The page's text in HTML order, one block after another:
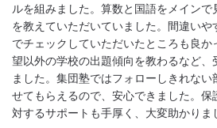
ルを組みました。算数と国語をメイン
を教えていただいていました。間違いや
でチェックしていただいたところも良
望以外の学校の出題傾向を教わるなど
ました。集団塾ではフォローしきれな
せてもらえるので、安心できました。
対するサポートも手厚く、大変助かりま